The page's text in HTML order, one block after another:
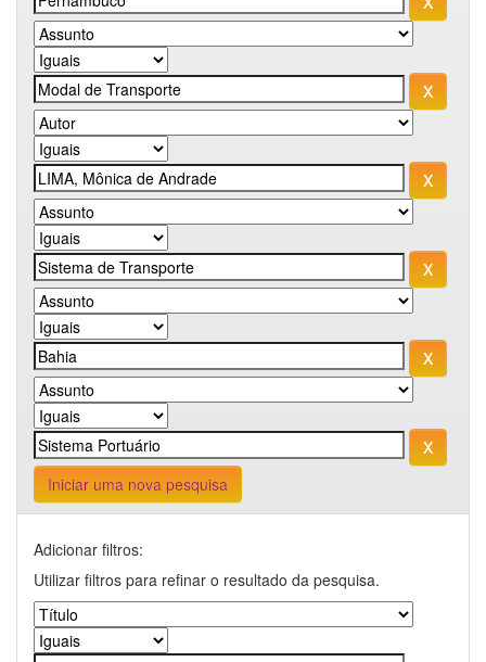
Iniciar uma nova pesquisa
Adicionar filtros:
Utilizar filtros para refinar o resultado da pesquisa.